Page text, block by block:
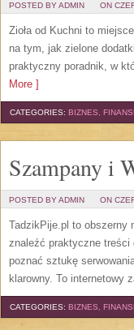
POSTED BY ADMIN ON
Zioła od Kuchni to
na tym, jak zielone
praktyczny poradnik, w
More ]
CATEGORIES: BIZNES,
Szampany i
POSTED BY ADMIN ON
TadzikPije.pl to obszerny
znaleźć praktyczne treści
poznać sztukę
klarowny. To internetowy
CATEGORIES: BIZNES,